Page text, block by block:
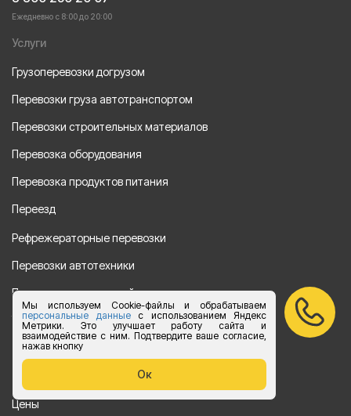
Мы используем Cookie-файлы и обрабатываем
персональные данныес использованием Яндекс
Метрики. Это улучшает работу сайта и
взаимодействие с ним. Подтвердите ваше согласие,
нажав кнопку
Ок
Ежедневно с 8:00 до 20:00
Услуги
Грузоперевозки догрузом
Перевозки груза автотранспортом
Перевозки строительных материалов
Перевозка оборудования
Перевозка продуктов питания
Переезд
Рефрежераторные перевозки
Перевозки автотехники
Перевозка алкогольной продукции
Упаковка груза
Наши направления
Цены